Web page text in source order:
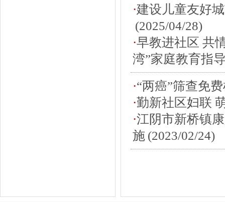
·建设儿童友好
(2025/04/28)
·早教进社区 共
湾”家庭教育指
·“两癌”筛查免
·勤新社区妇联
·江阴市新桥镇
施 (2023/02/24)